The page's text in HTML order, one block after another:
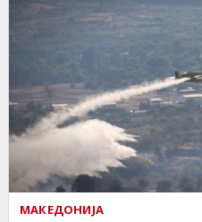
МАКЕДОНИЈА